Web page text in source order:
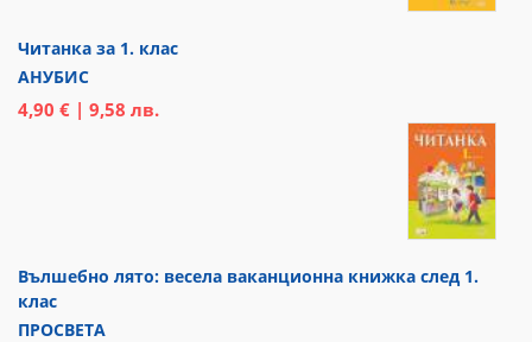
Читанка за 1. клас
АНУБИС
4,90 € | 9,58 лв.
Вълшебно лято: весела ваканционна книжка след 1.
клас
ПРОСВЕТА